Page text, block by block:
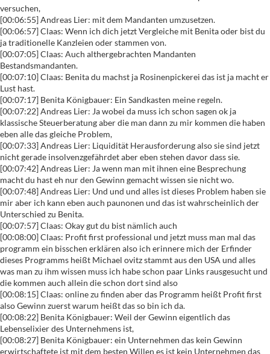
versuchen,
[00:06:55] Andreas Lier: mit dem Mandanten umzusetzen.
[00:06:57] Claas: Wenn ich dich jetzt Vergleiche mit Benita oder bist du
ja traditionelle Kanzleien oder stammen von.
[00:07:05] Claas: Auch althergebrachten Mandanten
Bestandsmandanten.
[00:07:10] Claas: Benita du machst ja Rosinenpickerei das ist ja macht er
Lust hast.
[00:07:17] Benita Königbauer: Ein Sandkasten meine regeln.
[00:07:22] Andreas Lier: Ja wobei da muss ich schon sagen ok ja
klassische Steuerberatung aber die man dann zu mir kommen die haben
eben alle das gleiche Problem,
[00:07:33] Andreas Lier: Liquidität Herausforderung also sie sind jetzt
nicht gerade insolvenzgefährdet aber eben stehen davor dass sie.
[00:07:42] Andreas Lier: Ja wenn man mit ihnen eine Besprechung
macht du hast eh nur den Gewinn gemacht wissen sie nicht wo.
[00:07:48] Andreas Lier: Und und und alles ist dieses Problem haben sie
mir aber ich kann eben auch paunonen und das ist wahrscheinlich der
Unterschied zu Benita.
[00:07:57] Claas: Okay gut du bist nämlich auch
[00:08:00] Claas: Profit first professional und jetzt muss man mal das
programm ein bisschen erklären also ich erinnere mich der Erfinder
dieses Programms heißt Michael ovitz stammt aus den USA und alles
was man zu ihm wissen muss ich habe schon paar Links rausgesucht und
die kommen auch allein die schon dort sind also
[00:08:15] Claas: online zu finden aber das Programm heißt Profit first
also Gewinn zuerst warum heißt das so bin ich da.
[00:08:22] Benita Königbauer: Weil der Gewinn eigentlich das
Lebenselixier des Unternehmens ist,
[00:08:27] Benita Königbauer: ein Unternehmen das kein Gewinn
erwirtschaftete ist mit dem besten Willen es ist kein Unternehmen das